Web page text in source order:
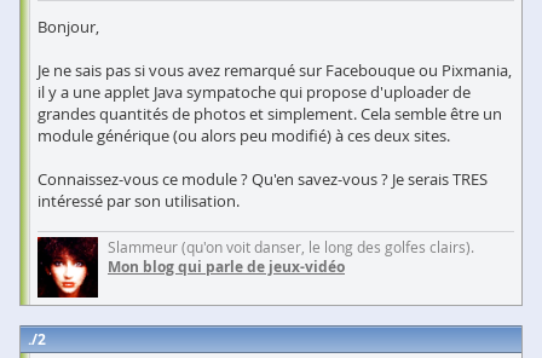
Bonjour,
Je ne sais pas si vous avez remarqué sur Facebouque ou Pixmania,
il y a une applet Java sympatoche qui propose d'uploader de
grandes quantités de photos et simplement. Cela semble être un
module générique (ou alors peu modifié) à ces deux sites.
Connaissez-vous ce module ? Qu'en savez-vous ? Je serais TRES
intéressé par son utilisation.
Slammeur (qu'on voit danser, le long des golfes clairs).
Mon blog qui parle de jeux-vidéo
2